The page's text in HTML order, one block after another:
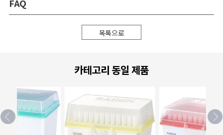
FAQ
목록으로
카테고리 동일 제품